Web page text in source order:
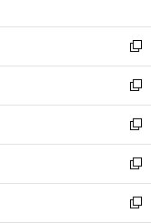
開
く
ウ
で
開
く
ン
ド
ウ
で
開
く
ウ
ィ
ン
ド
ウ
で
開
く
新
し
い
ウ
ィ
ン
ド
ウ
で
新
し
い
ウ
ィ
ン
ド
新
し
い
ウ
ィ
新
し
い
新